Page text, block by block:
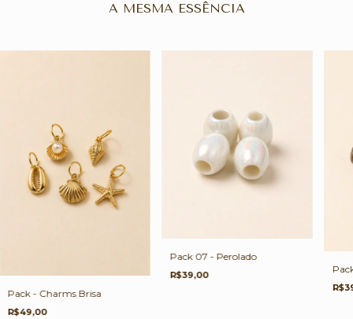
A MESMA ESSÊNCIA
Pack - Charms Brisa
R$49,00
Pack 07 - Perolado
R$39,00